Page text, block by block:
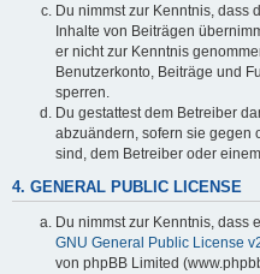
Du nimmst zur Kenntnis, dass
Inhalte von Beiträgen
er nicht zur Kenntnis
Benutzerkonto, Beiträge und
sperren.
Du gestattest dem Betreiber
abzuändern, sofern sie gegen
sind, dem Betreiber oder
4. GENERAL PUBLIC LICENSE
Du nimmst zur Kenntnis, dass
GNU General Public License
von phpBB Limited